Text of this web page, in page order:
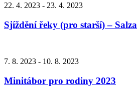
22. 4. 2023 - 23. 4. 2023
Sjíždění řeky (pro starší) – Salza
7. 8. 2023 - 10. 8. 2023
Minitábor pro rodiny 2023